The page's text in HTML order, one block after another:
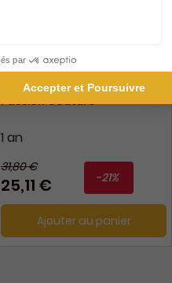
Passion Couture
1 an
31,80 €
25,11 € -21%
Ajouter au panier